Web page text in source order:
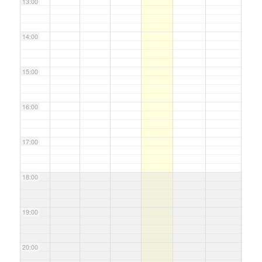
14:00
15:00
16:00
17:00
18:00
19:00
20:00